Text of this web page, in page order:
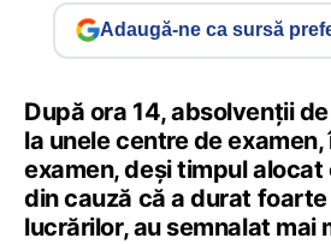
Adaugă-ne ca sursă
După ora 14, absolvenții
la unele centre de
examen, deși timpul alocat
din cauză că a durat
lucrărilor, au semnalat mai